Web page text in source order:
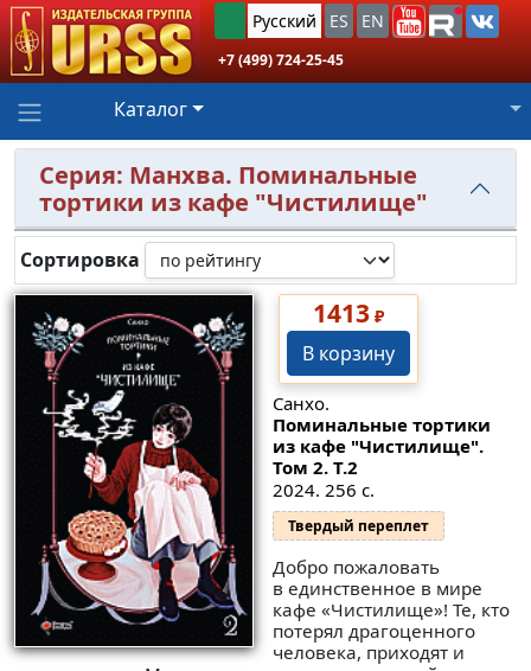
Русский ES EN
+7 (499) 724-25-45
Каталог
Серия: Манхва. Поминальные
тортики из кафе "Чистилище"
Сортировка
1413₽
В корзину
Санхо.
Поминальные тортики
из кафе "Чистилище".
Том 2. Т.2
2024. 256 с.
Твердый переплет
Добро пожаловать
в единственное в мире
кафе «Чистилище»! Те, кто
потерял драгоценного
человека, приходят и